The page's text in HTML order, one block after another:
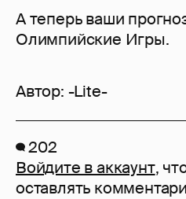
А теперь ваши
Олимпийские Игры.
Автор: -Lite-
202
Войдите в аккаунт,
оставлять